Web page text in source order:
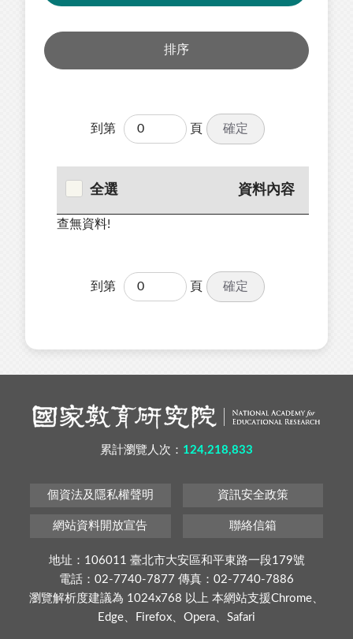
到第 頁 確定
全選 資料內容
查無資料!
到第 頁 確定
累計瀏覽人次： 124,218,833
個資法及隱私權聲明 資訊安全政策
網站資料開放宣告 聯絡信箱
地址：106011 臺北市大安區和平東路一段179號
電話：02-7740-7877 傳真：02-7740-7886
瀏覽解析度建議為 1024x768 以上 本網站支援Chrome、
Edge、Firefox、Opera、Safari